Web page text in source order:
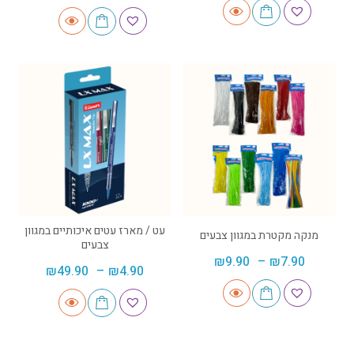
מנקה מקטרת במגוון צבעים
₪7.90
–
₪9.90
עט / מארז עטים איכותיים במגוון
צבעים
₪4.90
–
₪49.90